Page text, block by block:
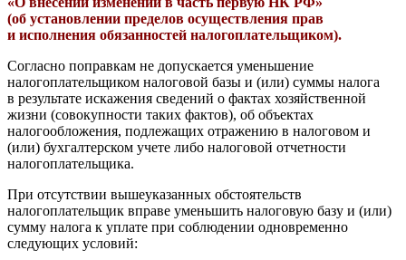
(об установлении пределов осуществления прав
и исполнения обязанностей налогоплательщиком).
Согласно поправкам не допускается уменьшение
налогоплательщиком налоговой базы и (или) суммы налога
в результате искажения сведений о фактах хозяйственной
жизни (совокупности таких фактов), об объектах
налогообложения, подлежащих отражению в налоговом и
(или) бухгалтерском учете либо налоговой отчетности
налогоплательщика.
При отсутствии вышеуказанных обстоятельств
налогоплательщик вправе уменьшить налоговую базу и (или)
сумму налога к уплате при соблюдении одновременно
следующих условий: